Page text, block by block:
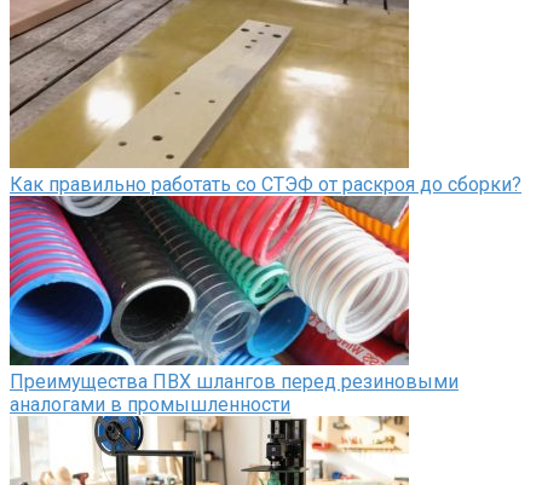
Как правильно работать со СТЭФ от раскроя до сборки?
Преимущества ПВХ шлангов перед резиновыми
аналогами в промышленности